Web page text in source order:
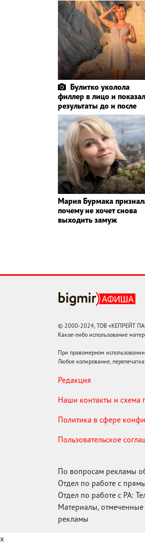
Булитко уколола
филлер в лицо и
результаты до и после
Мария Бурмака
почему не хочет снова
выходить замуж
© 2000-2024, ТОВ «КЕПРЕЙТ
Какое-либо использование
При правомерном
Любое копирование,
Редакция
Наши контакты и схема
Политика в сфере
Пользовательское
По вопросам рекламы
Отдел по работе с
Отдел по работе с РА:
Материалы, отмеченные
рекламы
x